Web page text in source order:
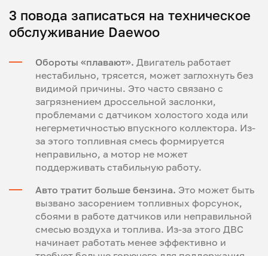
3 повода записаться на техническое
обслуживание Daewoo
Обороты «плавают». Двигатель работает
нестабильно, трясется, может заглохнуть без
видимой причины. Это часто связано с
загрязнением дроссельной заслонки,
проблемами с датчиком холостого хода или
негерметичностью впускного коллектора. Из-
за этого топливная смесь формируется
неправильно, а мотор не может
поддерживать стабильную работу.
Авто тратит больше бензина. Это может быть
вызвано засорением топливных форсунок,
сбоями в работе датчиков или неправильной
смесью воздуха и топлива. Из-за этого ДВС
начинает работать менее эффективно и